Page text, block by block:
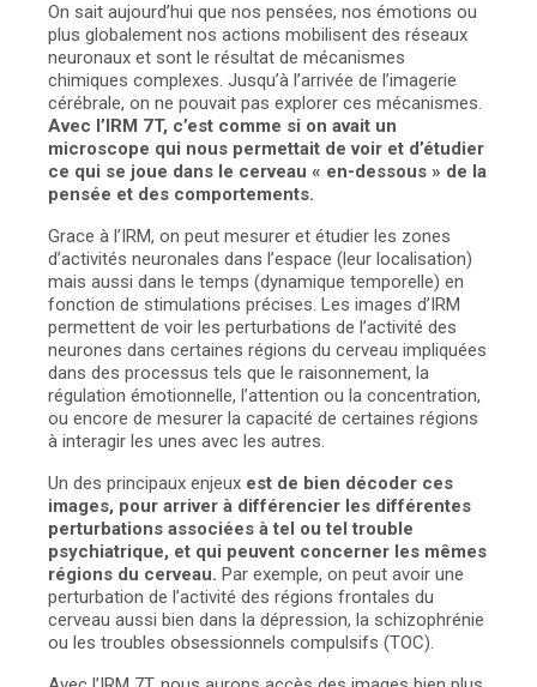
On sait aujourd’hui que nos pensées, nos émotions ou
plus globalement nos actions mobilisent des réseaux
neuronaux et sont le résultat de mécanismes
chimiques complexes. Jusqu’à l’arrivée de l’imagerie
cérébrale, on ne pouvait pas explorer ces mécanismes.
Avec l’IRM 7T, c’est comme si on avait un
microscope qui nous permettait de voir et d’étudier
ce qui se joue dans le cerveau « en-dessous » de la
pensée et des comportements.
Grace à l’IRM, on peut mesurer et étudier les zones
d’activités neuronales dans l’espace (leur localisation)
mais aussi dans le temps (dynamique temporelle) en
fonction de stimulations précises. Les images d’IRM
permettent de voir les perturbations de l’activité des
neurones dans certaines régions du cerveau impliquées
dans des processus tels que le raisonnement, la
régulation émotionnelle, l’attention ou la concentration,
ou encore de mesurer la capacité de certaines régions
à interagir les unes avec les autres.
Un des principaux enjeux est de bien décoder ces
images, pour arriver à différencier les différentes
perturbations associées à tel ou tel trouble
psychiatrique, et qui peuvent concerner les mêmes
régions du cerveau. Par exemple, on peut avoir une
perturbation de l’activité des régions frontales du
cerveau aussi bien dans la dépression, la schizophrénie
ou les troubles obsessionnels compulsifs (TOC).